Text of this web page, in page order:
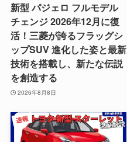
新型 パジェロ フルモデル
チェンジ 2026年12月に復
活！三菱が誇るフラッグシ
ップSUV 進化した姿と最新
技術を搭載し、新たな伝説
を創造する
2026年8月8日